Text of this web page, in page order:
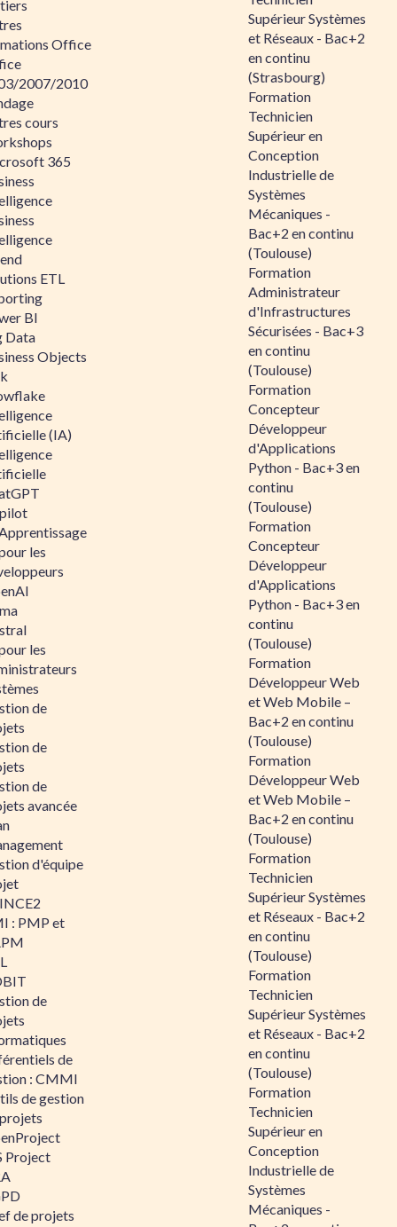
Office
2007/2010
cours
365
ETL
BI
Data
Objects
(IA)
les
les
de
de
de
avancée
d'équipe
: PMP et
de
de
: CMMI
de gestion
Project
de projets
Supérieur Systèmes
et Réseaux - Bac+2
en continu
(Strasbourg)
Formation
Technicien
Supérieur en
Conception
Industrielle de
Systèmes
Mécaniques -
Bac+2 en continu
(Toulouse)
Formation
Administrateur
d'Infrastructures
Sécurisées - Bac+3
en continu
(Toulouse)
Formation
Concepteur
Développeur
d'Applications
Python - Bac+3 en
continu
(Toulouse)
Formation
Concepteur
Développeur
d'Applications
Python - Bac+3 en
continu
(Toulouse)
Formation
Développeur Web
et Web Mobile –
Bac+2 en continu
(Toulouse)
Formation
Développeur Web
et Web Mobile –
Bac+2 en continu
(Toulouse)
Formation
Technicien
Supérieur Systèmes
et Réseaux - Bac+2
en continu
(Toulouse)
Formation
Technicien
Supérieur Systèmes
et Réseaux - Bac+2
en continu
(Toulouse)
Formation
Technicien
Supérieur en
Conception
Industrielle de
Systèmes
Mécaniques -